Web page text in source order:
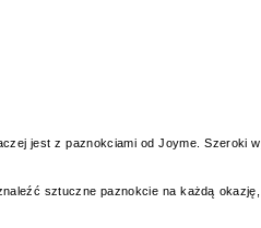
jest z paznokciami od Joyme. Szeroki
sztuczne paznokcie na każdą okazję,